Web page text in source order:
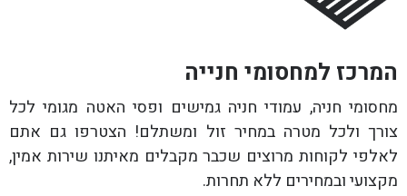
המרכז למחסומי חנייה
מחסומי חניה, עמודי חניה גמישים ופסי האטה מגומי לכל
צורך ולכל מטרה במחיר זול ומשתלם! הצטרפו גם אתם
לאלפי לקוחות מרוצים שכבר מקבלים מאיתנו שירות אמין,
מקצועי ובמחירים ללא תחרות.